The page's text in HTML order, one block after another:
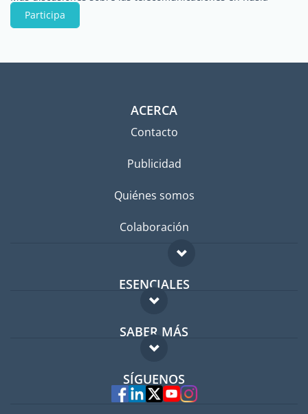
Participa
ACERCA
Contacto
Publicidad
Quiénes somos
Colaboración
ESENCIALES
Foro para expatriados
Guía para expatriados
Trabajos en el extranjero
SABER MÁS
FAQ
Expertos
SÍGUENOS